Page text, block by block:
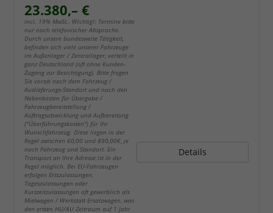
23.380,– €
incl. 19% MwSt.. Wichtig!: Termine bitte
nur nach telefonischer Absprache.
Durch unsere bundesweite Tätigkeit,
befinden sich viele unserer Fahrzeuge
im Außenlager / Zentrallager, verteilt in
ganz Deutschland (oft ohne Kunden-
Zugang zur Besichtigung). Bitte fragen
Sie vorab nach dem Fahrzeug /
Auslieferungs-Standort und nach den
Nebenkosten für Übergabe /
Fahrzeugbereitstellung /
Auftragsabwicklung und Aufbereitung
("Überführungskosten") für Ihr
Wunschfahrzeug. Diese liegen in der
Regel zwischen 60,00 und 890,00€, je
nach Fahrzeug und Standort. Ein
Transport an Ihre Adresse ist in der
Regel möglich. Bei EU-Fahrzeugen
erfolgen Erstzulassungen,
Tageszulassungen oder
Kurzzeitzulassungen oft gewerblich als
Mietwagen / Werkstatt Ersatzwagen, was
den ersten HU/AU Zeitraum auf 1 Jahr
Details